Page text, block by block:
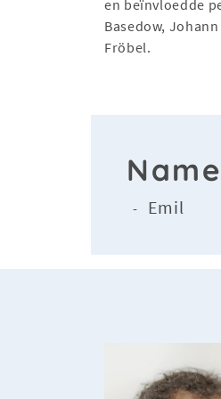
en beïnvloedde
Basedow,
Fröbel.
- Emil